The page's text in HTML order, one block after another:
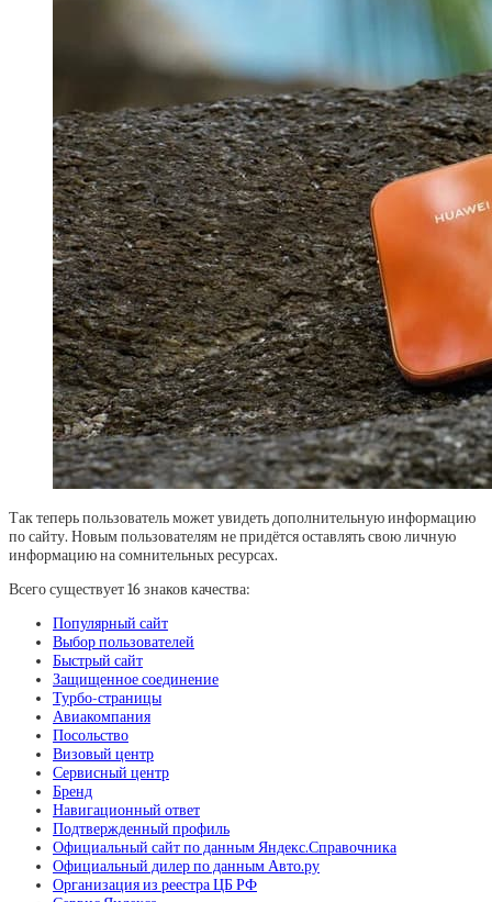
Так теперь пользователь может увидеть дополнительную информацию
по сайту. Новым пользователям не придётся оставлять свою личную
информацию на сомнительных ресурсах.
Всего существует 16 знаков качества:
Популярный сайт
Выбор пользователей
Быстрый сайт
Защищенное соединение
Турбо-страницы
Авиакомпания
Посольство
Визовый центр
Сервисный центр
Бренд
Навигационный ответ
Подтвержденный профиль
Официальный сайт по данным Яндекс.Справочника
Официальный дилер по данным Авто.ру
Организация из реестра ЦБ РФ